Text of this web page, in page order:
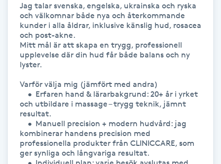
Huduppstramning
Hudvård
Hyaluronsyra
Hyperhidros
Hypnos
Hårborttagning
Jag talar svenska, engelska, ukrainska och ryska
och välkomnar både nya och återkommande
kunder i alla åldrar, inklusive känslig hud, rosacea
och post-akne.
Mitt mål är att skapa en trygg, professionell
upplevelse där din hud får både balans och ny
lyster.
Varför välja mig (jämfört med andra)
och utbildare i massage – trygg teknik, jämnt
resultat.
kombinerar handens precision med
professionella produkter från CLINICCARE, som
ger synliga och långvariga resultat.